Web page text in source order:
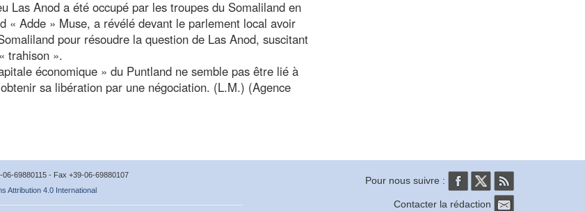
Las Anod a été occupé par les troupes du Somaliland en
« Adde » Muse, a révélé devant le parlement local avoir
pour résoudre la question de Las Anod, suscitant
trahison ».
économique » du Puntland ne semble pas être lié à
sa libération par une négociation. (L.M.) (Agence
06-69880115 - Fax +39-06-69880107
Attribution 4.0 International
Pour nous suivre :
Contacter la rédaction